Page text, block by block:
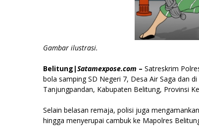
Gambar ilustrasi.
Belitung|Satamexpose.com – Satreskrim
bola samping SD Negeri 7, Desa Air Saga dan
Tanjungpandan, Kabupaten Belitung, Provinsi
Selain belasan remaja, polisi juga
hingga menyerupai cambuk ke Mapolres